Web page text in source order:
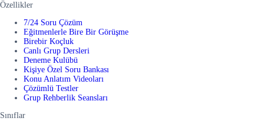
Özellikler
7/24 Soru Çözüm
Eğitmenlerle Bire Bir Görüşme
Birebir Koçluk
Canlı Grup Dersleri
Deneme Kulübü
Kişiye Özel Soru Bankası
Konu Anlatım Videoları
Çözümlü Testler
Grup Rehberlik Seansları
Sınıflar